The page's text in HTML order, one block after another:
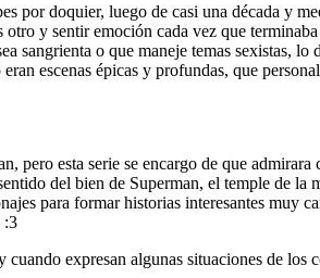
por doquier, luego de casi una década y
y sentir emoción cada vez que
sangrienta o que maneje temas sexistas, lo
escenas épicas y profundas, que
pero esta serie se encargo de que admirara
del bien de Superman, el temple de la
para formar historias interesantes muy
:3
expresan algunas situaciones de los